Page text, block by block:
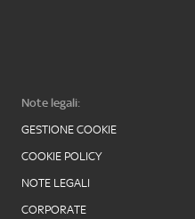
Note legali:
GESTIONE COOKIE
COOKIE POLICY
NOTE LEGALI
CORPORATE